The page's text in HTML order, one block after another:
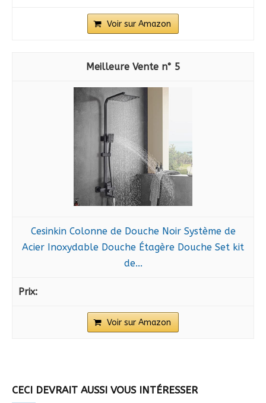
Voir sur Amazon
5
Cesinkin Colonne de Douche Noir Système de
Acier Inoxydable Douche Étagère Douche Set kit
de...
Voir sur Amazon
CECI DEVRAIT AUSSI VOUS INTÉRESSER